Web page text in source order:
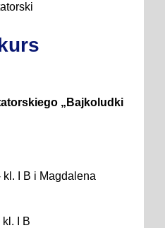
„Bajkoludki
kl. I B i Magdalena
kl. I B